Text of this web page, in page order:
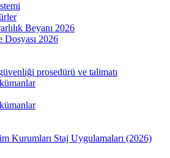
Beyanı 2026
2026
prosedürü ve talimatı
Kurumları Staj Uygulamaları (2026)